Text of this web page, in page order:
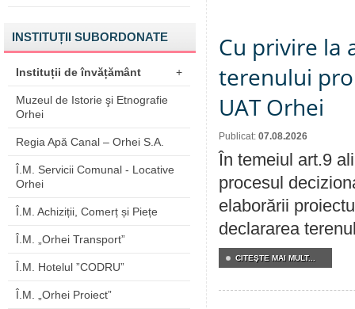
INSTITUȚII SUBORDONATE
Instituții de învățământ +
Muzeul de Istorie şi Etnografie
Orhei
Regia Apă Canal – Orhei S.A.
Î.M. Servicii Comunal - Locative
Orhei
Î.M. Achiziții, Comerț și Piețe
Î.M. „Orhei Transport”
Î.M. Hotelul ”CODRU”
Î.M. „Orhei Proiect”
Cu privire la
terenului
UAT Orhei
Publicat: 07.08.2026
În temeiul art.9
procesul
elaborării
declararea
CITEŞTE MAI MULT...